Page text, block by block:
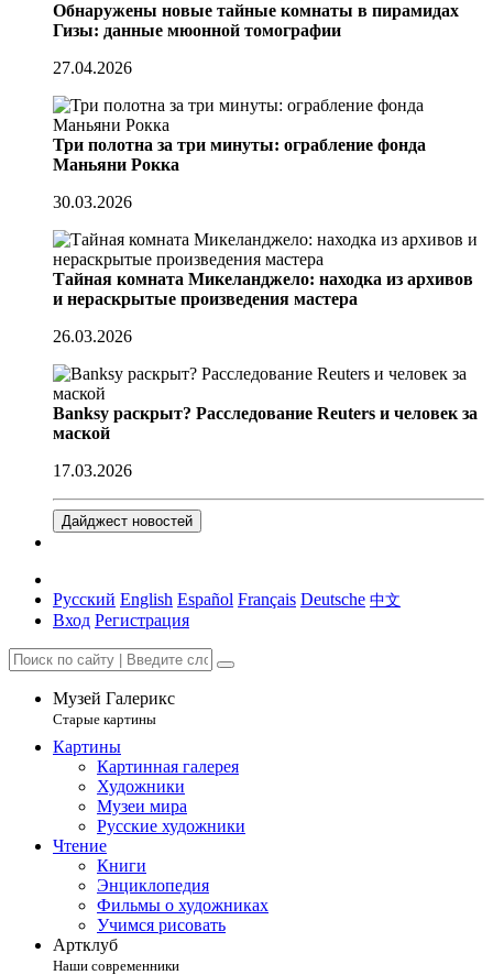
Обнаружены новые тайные комнаты в пирамидах
Гизы: данные мюонной томографии
27.04.2026
Три полотна за три минуты: ограбление фонда
Маньяни Рокка
30.03.2026
Тайная комната Микеланджело: находка из архивов
и нераскрытые произведения мастера
26.03.2026
Banksy раскрыт? Расследование Reuters и человек за
маской
17.03.2026
Дайджест новостей
Русский English Español Français Deutsche 中文
Вход Регистрация
Музей Галерикс
Старые картины
Картины
Картинная галерея
Художники
Музеи мира
Русские художники
Чтение
Книги
Энциклопедия
Фильмы о художниках
Учимся рисовать
Артклуб
Наши современники